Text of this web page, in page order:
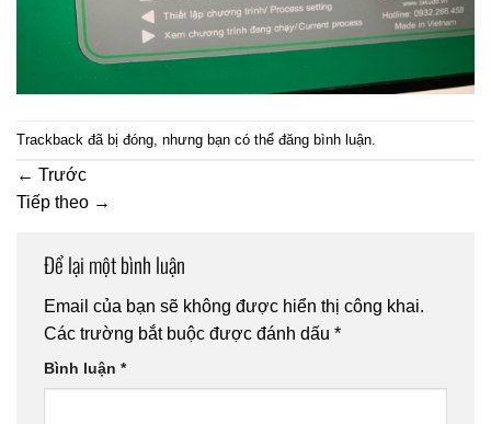
Trackback đã bị đóng, nhưng bạn có thể đăng bình luận
← Trước
Tiếp theo →
Để lại một bình luận
Email của bạn sẽ không được hiển thị công khai.
Các trường bắt buộc được đánh dấu *
Bình luận *